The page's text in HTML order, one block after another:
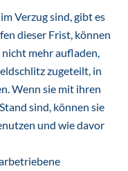
Verzug sind, gibt es
dieser Frist, können
mehr aufladen,
zugeteilt, in
Wenn sie mit ihren
sind, können sie
und wie davor